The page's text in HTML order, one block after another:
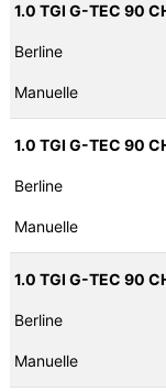
1.0 TGI G-TEC 90
Berline
Manuelle
1.0 TGI G-TEC 90
Berline
Manuelle
1.0 TGI G-TEC 90
Berline
Manuelle